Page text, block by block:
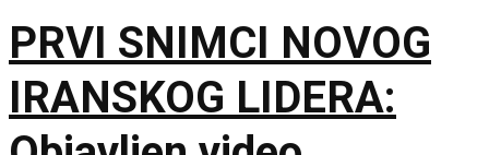
PRVI SNIMCI NOVOG
IRANSKOG LIDERA: